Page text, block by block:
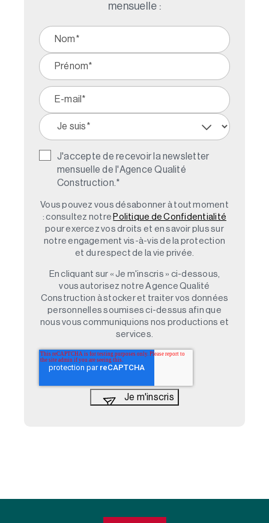
mensuelle :
J'accepte de recevoir la newsletter
mensuelle de l'Agence Qualité
Construction. *
Vous pouvez vous désabonner à tout moment
: consultez notre Politique de Confidentialité
pour exercez vos droits et en savoir plus sur
notre engagement vis-à-vis de la protection
et du respect de la vie privée.
En cliquant sur « Je m'inscris » ci-dessous,
vous autorisez notre Agence Qualité
Construction à stocker et traiter vos données
personnelles soumises ci-dessus afin que
nous vous communiquions nos productions et
services.